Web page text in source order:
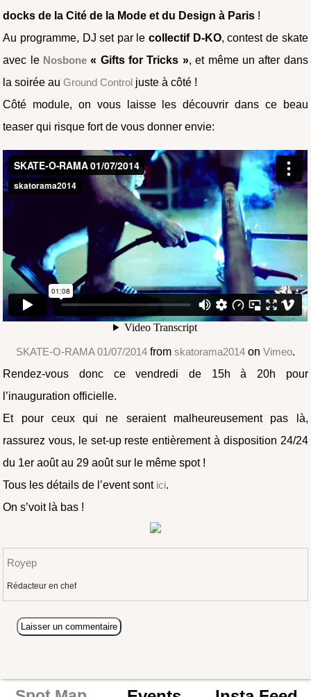
docks de la Cité de la Mode et du Design à Paris !
Au programme, DJ set par lecollectif D-KO, contest de skate
avec le Nosbone « Gifts for Tricks », et même un after dans
la soirée auGround Control juste à côté !
Côté module, on vous laisse les découvrir dans ce beau
teaser qui risque fort de vous donner envie:
SKATE-O-RAMA 01/07/2014from skatorama2014on Vimeo.
Rendez-vous donc ce vendredi de 15h à 20h pour
l’inauguration officielle.
Et pour ceux qui ne seraient malheureusement pas là,
rassurez vous, le set-up reste entièrement à disposition 24/24
du 1er août au 29 août sur le même spot !
Tous les détails de l’event sont ici.
On s’voit là bas !
Royep
Rédacteur en chef